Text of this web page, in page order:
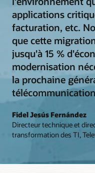
applications
facturation, etc.
que cette
jusqu'à 15 %
modernisation
la prochaine
Fidel Jesús Fernández
Directeur technique et
transformation des TI,